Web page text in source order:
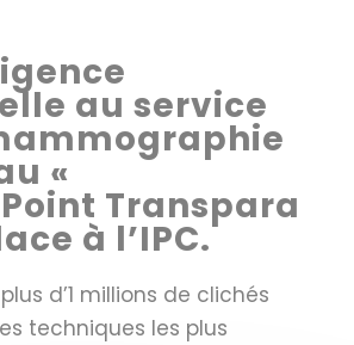
au service
«
Transpara
à l’IPC.
d’1 millions de clichés
techniques les plus